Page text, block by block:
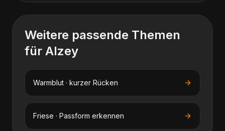
Weitere passende Themen
für Alzey
Warmblut · kurzer Rücken
Friese · Passform erkennen